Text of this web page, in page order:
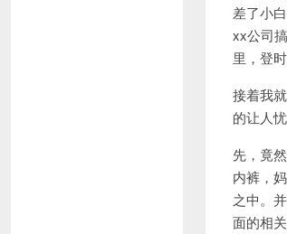
差了小
xx公司
里，登
接着我
的让人忧
先，竟
内裤，
之中。
面的相